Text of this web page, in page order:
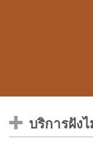
บริการฝัง